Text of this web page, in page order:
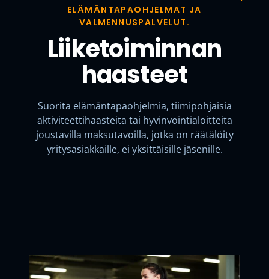
ELÄMÄNTAPAOHJELMAT JA
VALMENNUSPALVELUT.
Liiketoiminnan
haasteet
Suorita elämäntapaohjelmia, tiimipohjaisia
aktiviteettihaasteita tai hyvinvointialoitteita
joustavilla maksutavoilla, jotka on räätälöity
yritysasiakkaille, ei yksittäisille jäsenille.